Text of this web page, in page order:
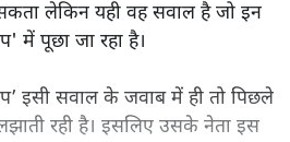
लेकिन यही वह सवाल है जो इन
में पूछा जा रहा है।
इसी सवाल के जवाब में ही तो पिछले
रही है। इसलिए उसके नेता इस